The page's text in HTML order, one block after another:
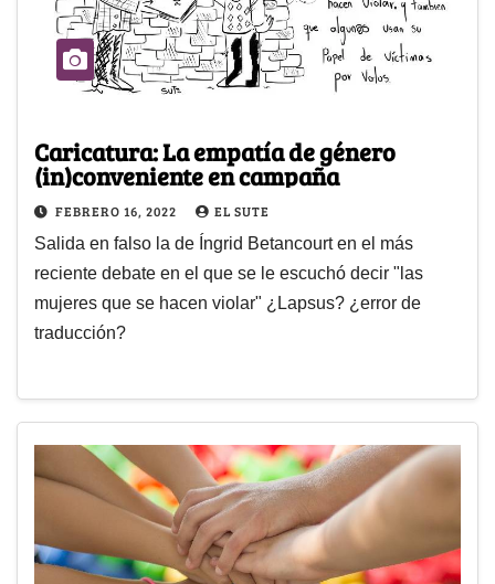
Caricatura: La empatía de género
(in)conveniente en campaña
FEBRERO 16, 2022 EL SUTE
Salida en falso la de Íngrid Betancourt en el más
reciente debate en el que se le escuchó decir "las
mujeres que se hacen violar" ¿Lapsus? ¿error de
traducción?